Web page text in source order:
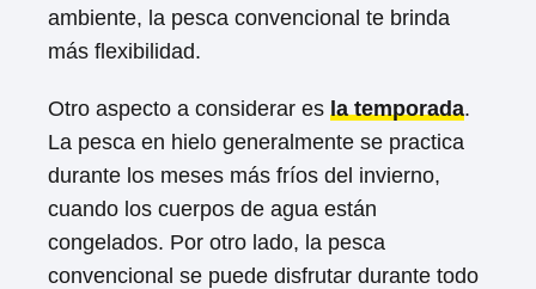
ambiente, la pesca convencional te brinda
más flexibilidad.
Otro aspecto a considerar es la temporada.
La pesca en hielo generalmente se practica
durante los meses más fríos del invierno,
cuando los cuerpos de agua están
congelados. Por otro lado, la pesca
convencional se puede disfrutar durante todo